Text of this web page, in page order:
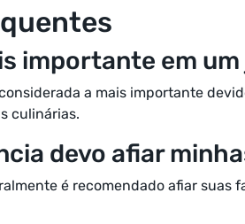
importante em
a mais importante
culinárias.
devo afiar
é recomendado afiar suas